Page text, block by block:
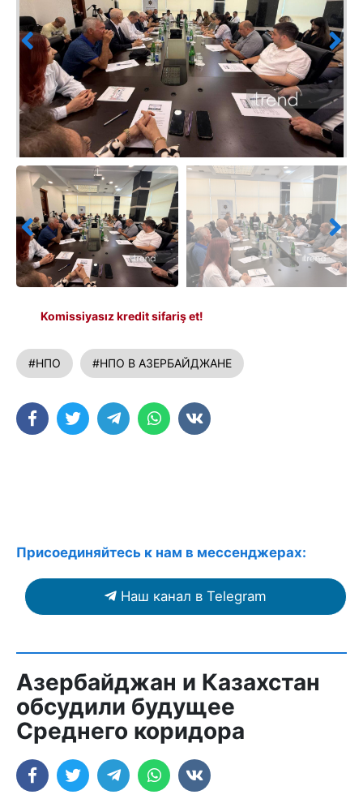
Komissiyasız kredit sifariş et!
#НПО #НПО В АЗЕРБАЙДЖАНЕ
Присоединяйтесь к нам в мессенджерах:
Наш канал в Telegram
Азербайджан и Казахстан
обсудили будущее
Среднего коридора